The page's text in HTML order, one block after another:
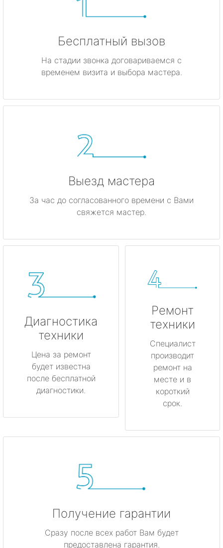
Бесплатный вызов
На стадии звонка договариваемся с
временем визита и выбора мастера.
Выезд мастера
За час до согласованного времени с Вами
свяжется мастер.
Диагностика
техники
Цена за ремонт
будет известна
после бесплатной
диагностики.
Ремонт
техники
Специалист
производит
ремонт на
месте и в
короткий
срок.
Получение гарантии
Сразу после всех работ Вам будет
предоставлена гарантия.